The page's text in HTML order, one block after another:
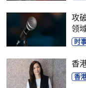
攻
领
时
香
香